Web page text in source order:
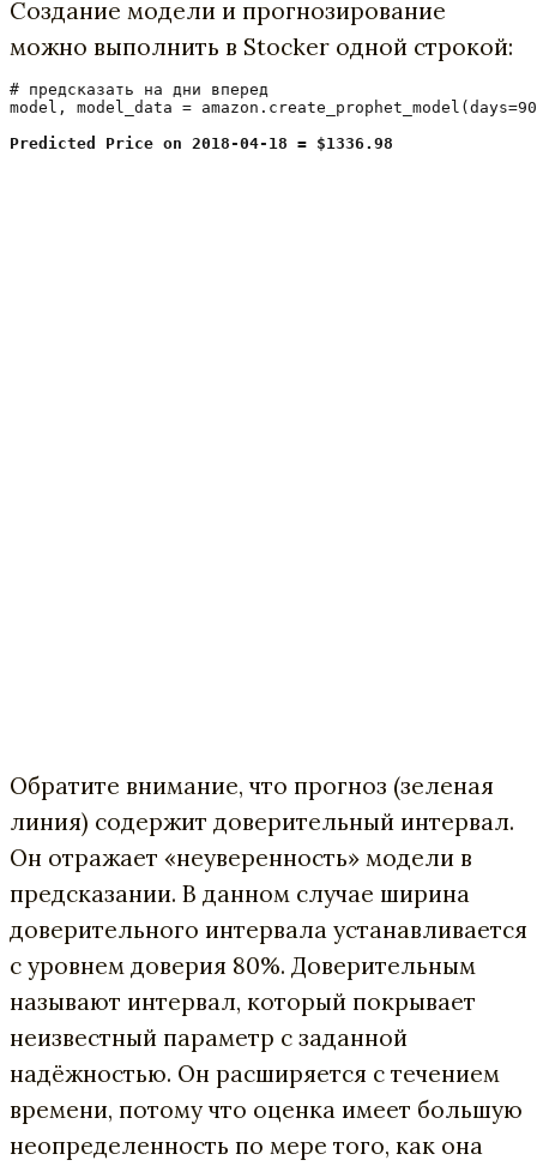
Создание модели и прогнозирование
можно выполнить в Stocker одной строкой:
# предсказать на дни вперед
model, model_data =
Predicted Price on 2018-04-18 = $1336.98
Обратите внимание, что прогноз (зеленая
линия) содержит доверительный интервал.
Он отражает «неуверенность» модели в
предсказании. В данном случае ширина
доверительного интервала устанавливается
с уровнем доверия 80%. Доверительным
называют интервал, который покрывает
неизвестный параметр с заданной
надёжностью. Он расширяется с течением
времени, потому что оценка имеет большую
неопределенность по мере того, как она